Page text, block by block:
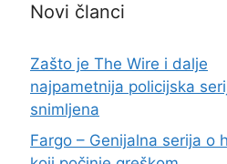
Novi članci
Zašto je The Wire i dalje
najpametnija policijska
snimljena
Fargo – Genijalna serija o